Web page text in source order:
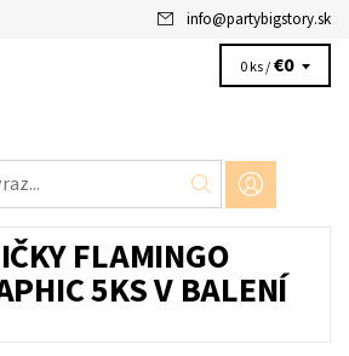
info@partybigstory.sk
0 ks /€0
FLAMINGO
5KS V BALENÍ